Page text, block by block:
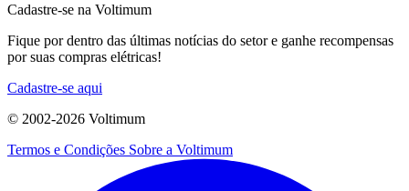
Cadastre-se na Voltimum
Fique por dentro das últimas notícias do setor e ganhe recompensas
por suas compras elétricas!
Cadastre-se aqui
© 2002-2026 Voltimum
Termos e Condições Sobre a Voltimum